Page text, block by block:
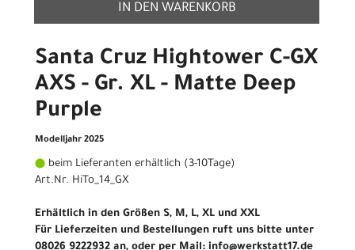
IN DEN WARENKORB
Santa Cruz Hightower C-GX
AXS - Gr. XL - Matte Deep
Purple
Modelljahr 2025
beim Lieferanten erhältlich (3-10Tage)
Art.Nr. HiTo_14_GX
Erhältlich in den Größen S, M, L, XL und XXL
Für Lieferzeiten und Bestellungen ruft uns bitte unter
08026 9222932 an, oder per Mail: info@werkstatt17.de